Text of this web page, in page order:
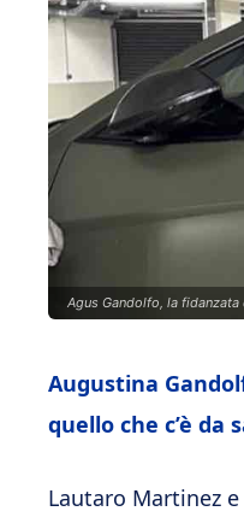
Agus Gandolfo, la
Augustina
quello che c’è da
Lautaro Martinez